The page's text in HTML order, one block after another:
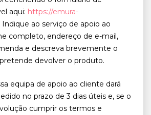
aqui: https://emura-
Indique ao serviço de apoio ao
completo, endereço de e-mail,
e descreva brevemente o
devolver o produto.
equipa de apoio ao cliente dará
no prazo de 3 dias úteis e, se o
cumprir os termos e